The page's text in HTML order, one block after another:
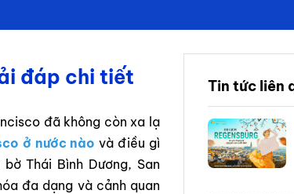
đáp chi tiết
đã không còn xa lạ
ở nước nào và điều gì
Thái Bình Dương, San
đa dạng và cảnh quan
Tin tức liên